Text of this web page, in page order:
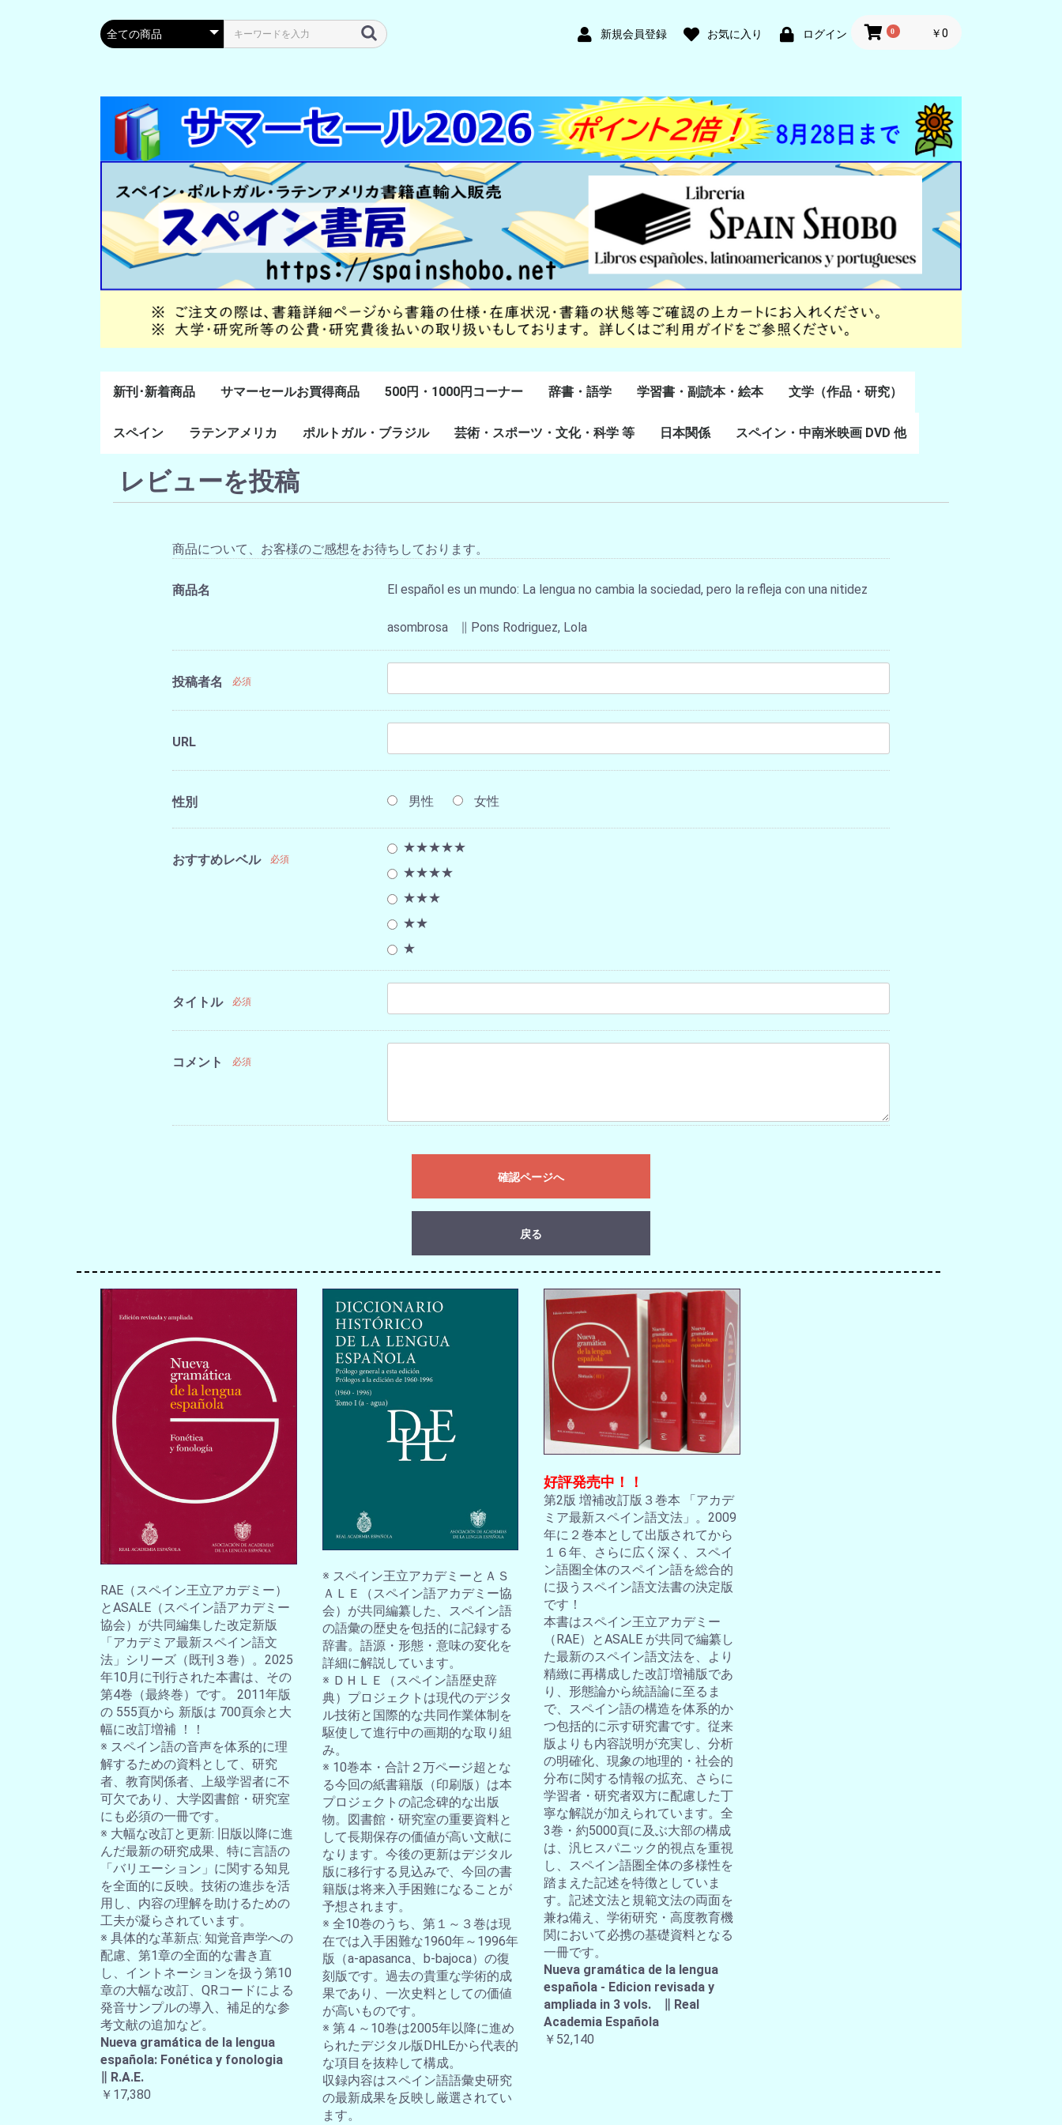
新規会員登録 お気に入り ログイン 0 ￥0
新刊･新着商品 サマーセールお買得商品 500円・1000円コーナー 辞書・語学
スペイン語
ポルトガル語
Lenguas Ibericas
Lenguas Indigenas
スペインの教科書
その他
学習書・副読本・絵本
学習教材
副読本教材
絵本・児童書
文学（作品・研究）
スペイン語文学
ポルトガル語文学
カタルーニャ文学
バスク文学
その他
スペイン
通史・全般
８～１５世紀
１６～１８世紀
１８世紀末～２０世紀
前半
20世紀後半以降
ラテンアメリカ
ラテン・アメリカ全般
メキシコ研究
中米・カリブ研究
キューバ研究
南米諸国
ペルー研究
チリ研究
アルゼンチン研究
ポルトガル・ブラジル 芸術・スポーツ・文化・科学 等 日本関係 スペイン・中南米映画 DVD 他
レビューを投稿
商品について、お客様のご感想をお待ちしております。
商品名 El español es un mundo: La lengua no cambia la sociedad, pero la refleja con una nitidez
asombrosa ∥ Pons Rodriguez, Lola
投稿者名 必須
URL
性別 男性 女性
おすすめレベル 必須
★★★★★
★★★★
★★★
★★
★
タイトル 必須
コメント 必須
確認ページへ
戻る
RAE（スペイン王立アカデミー）
とASALE（スペイン語アカデミー
協会）が共同編集した改定新版
「アカデミア最新スペイン語文
法」シリーズ（既刊３巻）。2025
年10月に刊行された本書は、その
第4巻（最終巻）です。 2011年版
の 555頁から 新版は 700頁余と大
幅に改訂増補 ！！
※ スペイン語の音声を体系的に理
解するための資料として、研究
者、教育関係者、上級学習者に不
可欠であり、大学図書館・研究室
にも必須の一冊です。
※ 大幅な改訂と更新: 旧版以降に進
んだ最新の研究成果、特に言語の
「バリエーション」に関する知見
を全面的に反映。技術の進歩を活
用し、内容の理解を助けるための
工夫が凝らされています。
※ 具体的な革新点: 知覚音声学への
配慮、第1章の全面的な書き直
し、イントネーションを扱う第10
章の大幅な改訂、QRコードによる
発音サンプルの導入、補足的な参
考文献の追加など。
Nueva gramática de la lengua
española: Fonética y fonologia
∥ R.A.E.
￥17,380
※ スペイン王立アカデミーとＡＳ
ＡＬＥ（スペイン語アカデミー協
会）が共同編纂した、スペイン語
の語彙の歴史を包括的に記録する
辞書。語源・形態・意味の変化を
詳細に解説しています。
※ ＤＨＬＥ（スペイン語歴史辞
典）プロジェクトは現代のデジタ
ル技術と国際的な共同作業体制を
駆使して進行中の画期的な取り組
み。
※ 10巻本・合計２万ページ超とな
る今回の紙書籍版（印刷版）は本
プロジェクトの記念碑的な出版
物。図書館・研究室の重要資料と
して長期保存の価値が高い文献に
なります。今後の更新はデジタル
版に移行する見込みで、今回の書
籍版は将来入手困難になることが
予想されます。
※ 全10巻のうち、第１～３巻は現
在では入手困難な1960年～1996年
版（a-apasanca、b-bajoca）の復
刻版です。過去の貴重な学術的成
果であり、一次史料としての価値
が高いものです。
※ 第４～10巻は2005年以降に進め
られたデジタル版DHLEから代表的
な項目を抜粋して構成。
収録内容はスペイン語語彙史研究
の最新成果を反映し厳選されてい
ます。
好評発売中！！
第2版 増補改訂版３巻本 「アカデ
ミア最新スペイン語文法」。2009
年に２巻本として出版されてから
１６年、さらに広く深く、スペイ
ン語圏全体のスペイン語を総合的
に扱うスペイン語文法書の決定版
です！
本書はスペイン王立アカデミー
（RAE）とASALE が共同で編纂し
た最新のスペイン語文法を、より
精緻に再構成した改訂増補版であ
り、形態論から統語論に至るま
で、スペイン語の構造を体系的か
つ包括的に示す研究書です。従来
版よりも内容説明が充実し、分析
の明確化、現象の地理的・社会的
分布に関する情報の拡充、さらに
学習者・研究者双方に配慮した丁
寧な解説が加えられています。全
3巻・約5000頁に及ぶ大部の構成
は、汎ヒスパニック的視点を重視
し、スペイン語圏全体の多様性を
踏まえた記述を特徴としていま
す。記述文法と規範文法の両面を
兼ね備え、学術研究・高度教育機
関において必携の基礎資料となる
一冊です。
Nueva gramática de la lengua
española - Edicion revisada y
ampliada in 3 vols. ∥ Real
Academia Española
￥52,140